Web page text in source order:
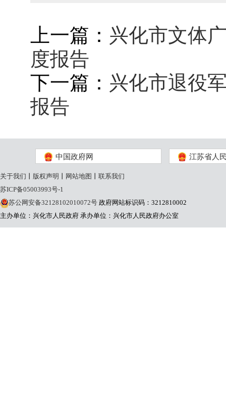
上一篇： 兴化市文体
度报告
下一篇： 兴化市退役
报告
中国政府网 江苏省人
关于我们 版权声明 网站地图
联系我们
苏ICP备05003993号-1
苏公网安备32128102010072号 政府网站标识码：3212810002
主办单位：兴化市人民政府 承办单位：兴化市人民政府办公室